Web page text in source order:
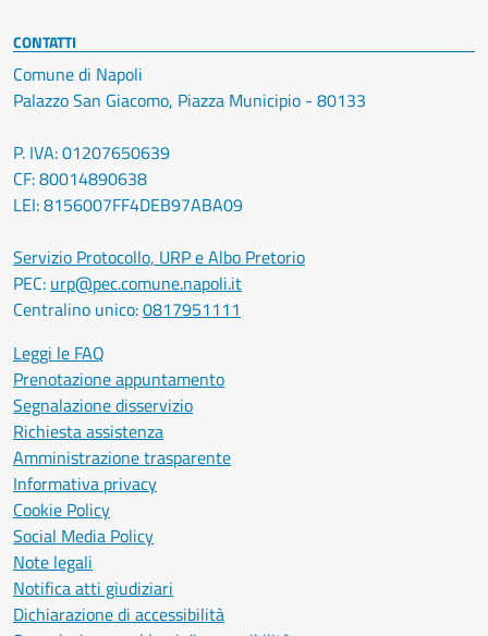
CONTATTI
Comune di Napoli
Palazzo San Giacomo, Piazza Municipio - 80133
P. IVA: 01207650639
CF: 80014890638
LEI: 8156007FF4DEB97ABA09
Servizio Protocollo, URP e Albo Pretorio
PEC: urp@pec.comune.napoli.it
Centralino unico:0817951111
Leggi le FAQ
Prenotazione appuntamento
Segnalazione disservizio
Richiesta assistenza
Amministrazione trasparente
Informativa privacy
Cookie Policy
Social Media Policy
Note legali
Notifica atti giudiziari
Dichiarazione di accessibilità